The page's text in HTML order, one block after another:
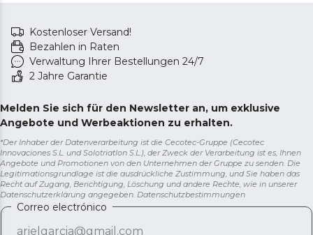
Kostenloser Versand!
Bezahlen in Raten
Verwaltung Ihrer Bestellungen 24/7
2 Jahre Garantie
Melden Sie sich für den Newsletter an, um exklusive
Angebote und Werbeaktionen zu erhalten.
*Der Inhaber der Datenverarbeitung ist die Cecotec-Gruppe (Cecotec
Innovaciones S.L. und Solotriatlon S.L.), der Zweck der Verarbeitung ist es, Ihnen
Angebote und Promotionen von den Unternehmen der Gruppe zu senden. Die
Legitimationsgrundlage ist die ausdrückliche Zustimmung, und Sie haben das
Recht auf Zugang, Berichtigung, Löschung und andere Rechte, wie in unserer
Datenschutzerklärung angegeben. Datenschutzbestimmungen
Correo electrónico